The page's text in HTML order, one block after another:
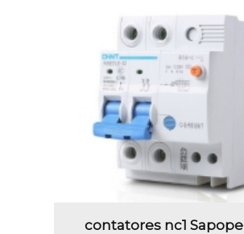
contatores nc1